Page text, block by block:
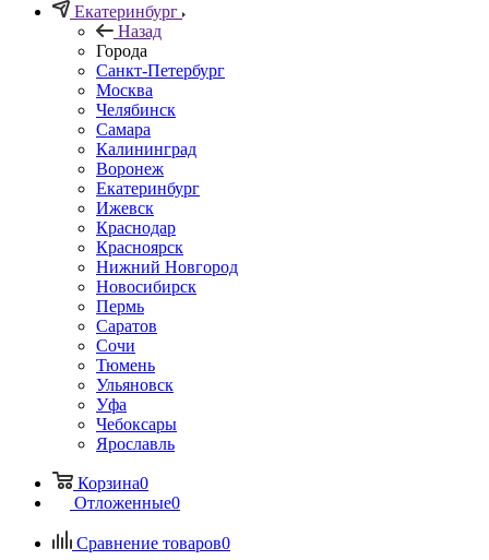
Екатеринбург
Назад
Города
Санкт-Петербург
Москва
Челябинск
Самара
Калининград
Воронеж
Екатеринбург
Ижевск
Краснодар
Красноярск
Нижний Новгород
Новосибирск
Пермь
Саратов
Сочи
Тюмень
Ульяновск
Уфа
Чебоксары
Ярославль
Корзина0
Отложенные0
Сравнение товаров0